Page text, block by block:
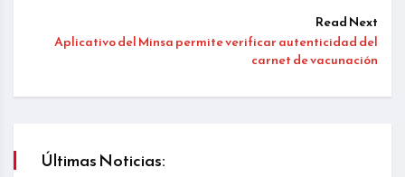
Read Next
Aplicativo del Minsa permite verificar autenticidad del
carnet de vacunación
Últimas Noticias: